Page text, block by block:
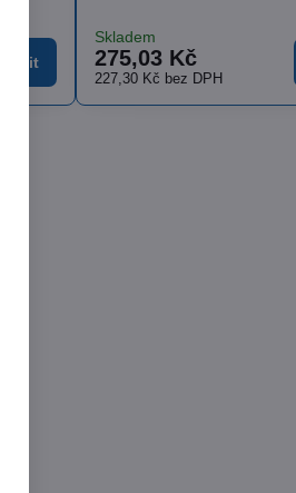
Skladem
275,03 Kč
227,30 Kč bez DPH